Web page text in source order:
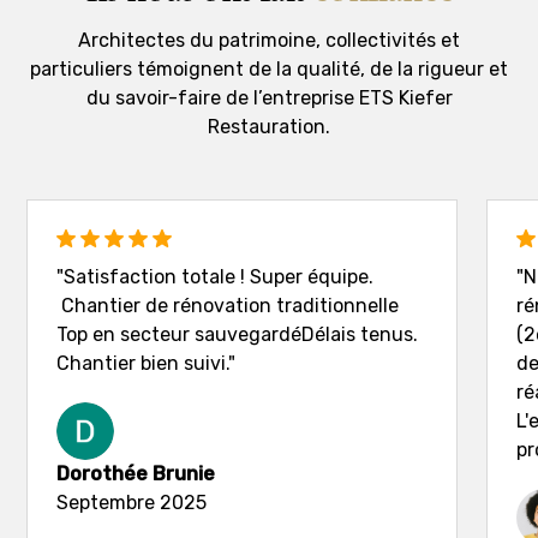
Architectes du patrimoine, collectivités et
particuliers témoignent de la qualité, de la rigueur et
du savoir-faire de l’entreprise ETS Kiefer
Restauration.
"Satisfaction totale ! Super équipe.
Chantier de rénovation traditionnelle
Top en secteur sauvegardéDélais tenus.
Chantier bien suivi."
Dorothée Brunie
Septembre 2025